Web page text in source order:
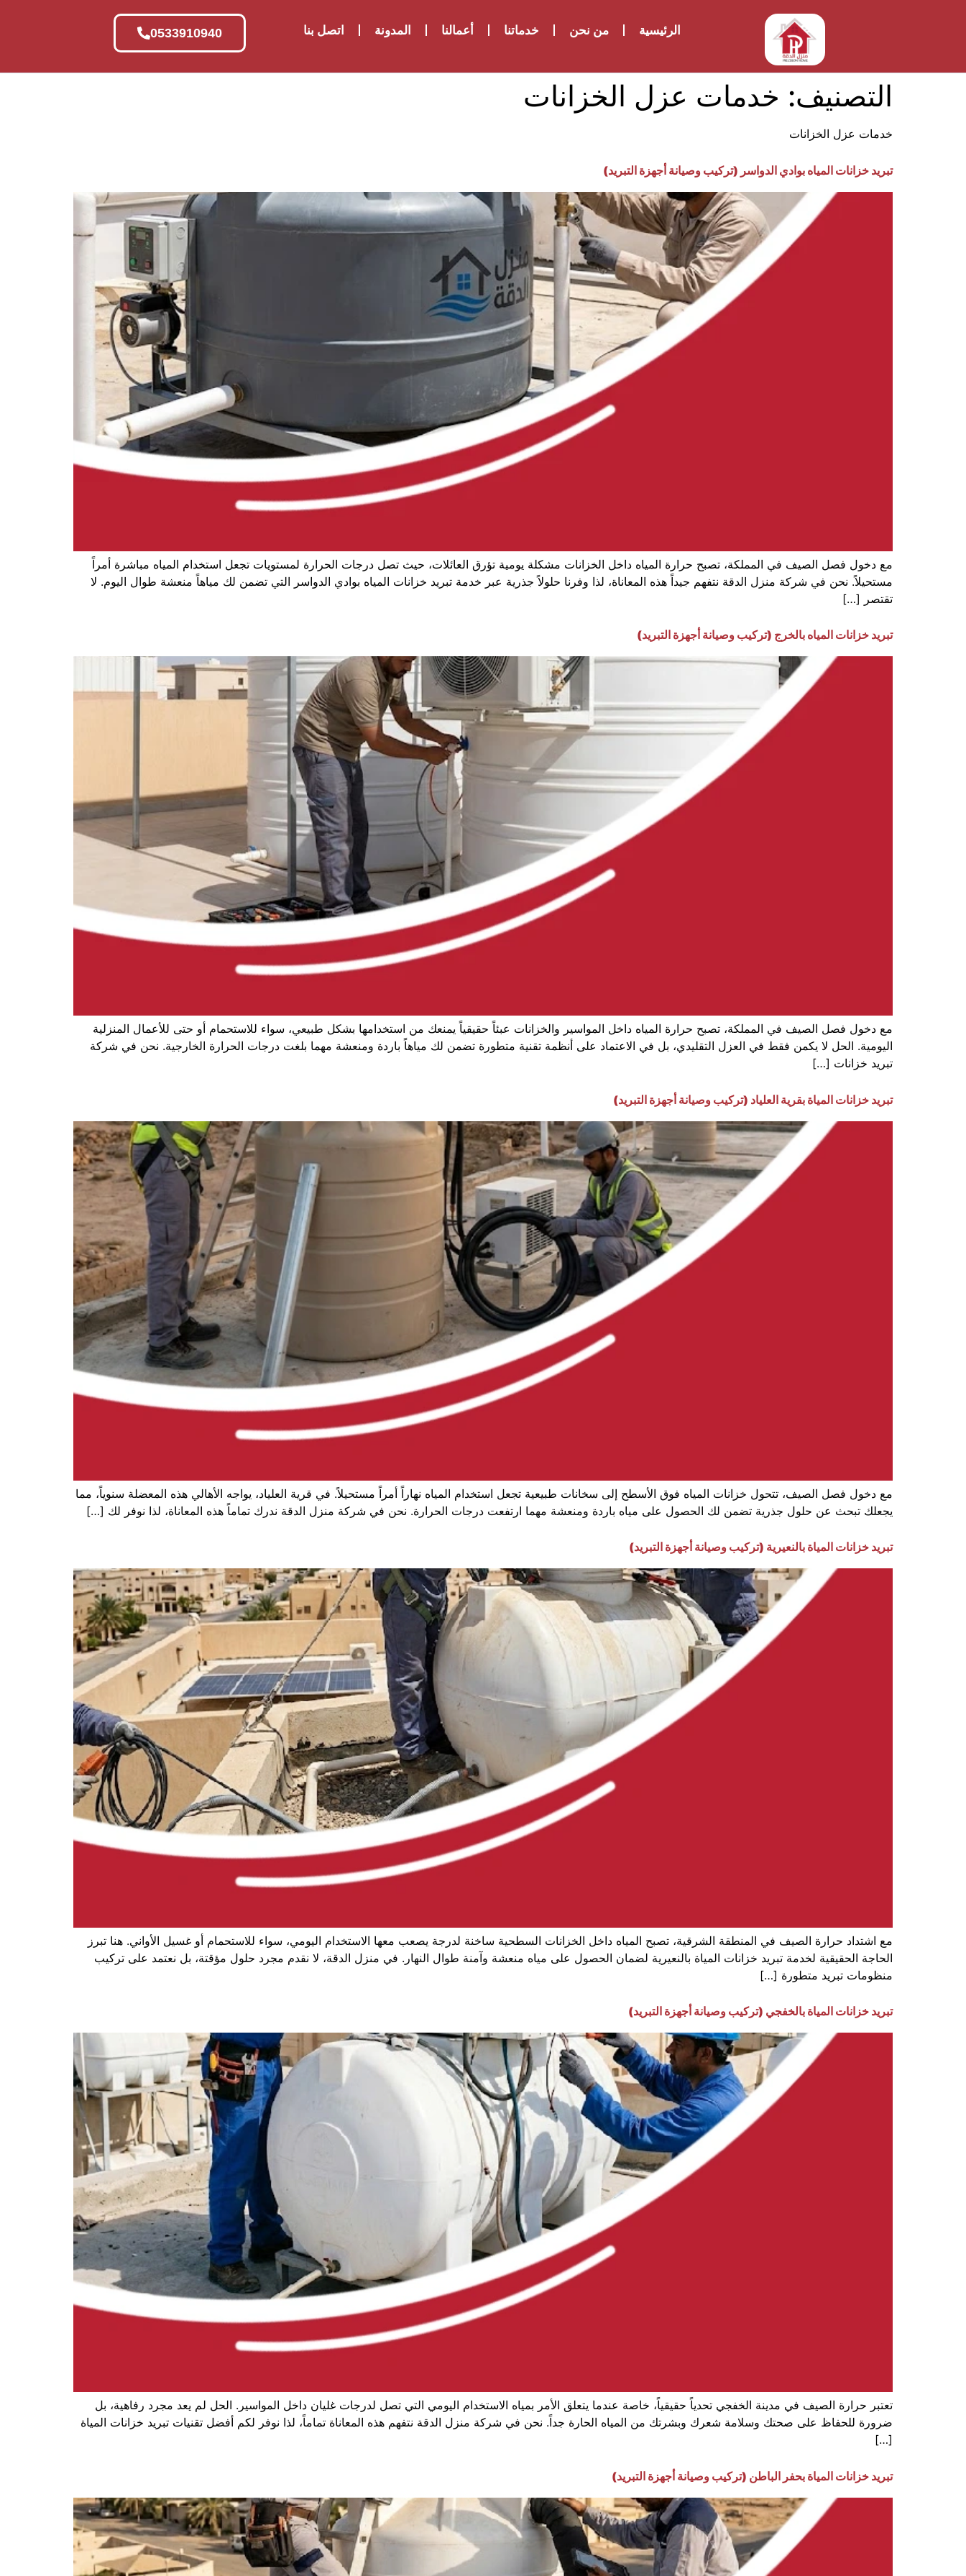
الرئيسية من نحن خدماتنا أعمالنا المدونة اتصل بنا 0533910940
التصنيف: خدمات عزل الخزانات
خدمات عزل الخزانات
تبريد خزانات المياه بوادي الدواسر (تركيب وصيانة أجهزة التبريد)
مع دخول فصل الصيف في المملكة، تصبح حرارة المياه داخل الخزانات مشكلة يومية تؤرق العائلات، حيث تصل درجات الحرارة لمستويات تجعل استخدام المياه مباشرة أمراً
مستحيلاً. نحن في شركة منزل الدقة نتفهم جيداً هذه المعاناة، لذا وفرنا حلولاً جذرية عبر خدمة تبريد خزانات المياه بوادي الدواسر التي تضمن لك مياهاً منعشة طوال اليوم. لا
تقتصر […]
تبريد خزانات المياه بالخرج (تركيب وصيانة أجهزة التبريد)
مع دخول فصل الصيف في المملكة، تصبح حرارة المياه داخل المواسير والخزانات عبئاً حقيقياً يمنعك من استخدامها بشكل طبيعي، سواء للاستحمام أو حتى للأعمال المنزلية
اليومية. الحل لا يكمن فقط في العزل التقليدي، بل في الاعتماد على أنظمة تقنية متطورة تضمن لك مياهاً باردة ومنعشة مهما بلغت درجات الحرارة الخارجية. نحن في شركة
تبريد خزانات […]
تبريد خزانات المياة بقرية العلياد (تركيب وصيانة أجهزة التبريد)
مع دخول فصل الصيف، تتحول خزانات المياه فوق الأسطح إلى سخانات طبيعية تجعل استخدام المياه نهاراً أمراً مستحيلاً. في قرية العلياد، يواجه الأهالي هذه المعضلة سنوياً، مما
يجعلك تبحث عن حلول جذرية تضمن لك الحصول على مياه باردة ومنعشة مهما ارتفعت درجات الحرارة. نحن في شركة منزل الدقة ندرك تماماً هذه المعاناة، لذا نوفر لك […]
تبريد خزانات المياة بالنعيرية (تركيب وصيانة أجهزة التبريد)
مع اشتداد حرارة الصيف في المنطقة الشرقية، تصبح المياه داخل الخزانات السطحية ساخنة لدرجة يصعب معها الاستخدام اليومي، سواء للاستحمام أو غسيل الأواني. هنا تبرز
الحاجة الحقيقية لخدمة تبريد خزانات المياة بالنعيرية لضمان الحصول على مياه منعشة وآمنة طوال النهار. في منزل الدقة، لا نقدم مجرد حلول مؤقتة، بل نعتمد على تركيب
منظومات تبريد متطورة […]
تبريد خزانات المياة بالخفجي (تركيب وصيانة أجهزة التبريد)
تعتبر حرارة الصيف في مدينة الخفجي تحدياً حقيقياً، خاصة عندما يتعلق الأمر بمياه الاستخدام اليومي التي تصل لدرجات غليان داخل المواسير. الحل لم يعد مجرد رفاهية، بل
ضرورة للحفاظ على صحتك وسلامة شعرك وبشرتك من المياه الحارة جداً. نحن في شركة منزل الدقة نتفهم هذه المعاناة تماماً، لذا نوفر لكم أفضل تقنيات تبريد خزانات المياة
[…]
تبريد خزانات المياة بحفر الباطن (تركيب وصيانة أجهزة التبريد)